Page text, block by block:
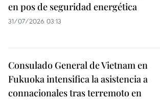
en pos de seguridad energética
31/07/2026 03:13
Consulado General de Vietnam en
Fukuoka intensifica la asistencia a
connacionales tras terremoto en